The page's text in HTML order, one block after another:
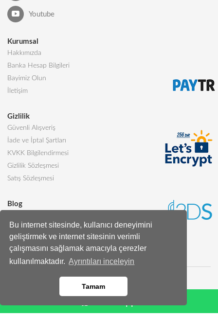
Bu internet sitesinde, kullanıcı deneyimini
geliştirmek ve internet sitesinin verimli
çalışmasını sağlamak amacıyla çerezler
kullanılmaktadır. Ayrıntıları inceleyin
Tamam
Youtube
Kurumsal
Hakkımızda
Banka Hesap Bilgileri
Bayimiz Olun
İletişim
Gizlilik
Güvenli Alışveriş
İade ve İptal Şartları
KVKK Bilgilendirmesi
Gizlilik Sözleşmesi
Satış Sözleşmesi
Blog
Butik Pasta Nedir?
Tüm Blog Yazıları